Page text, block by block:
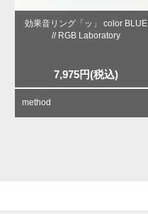
効果音リング「ッ」 color BLUE
// RGB Laboratory
7,975円(税込)
method